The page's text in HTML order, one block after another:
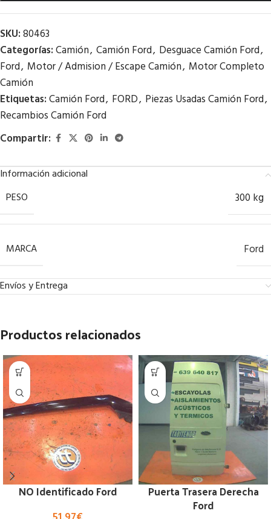
SKU:80463
Categorías:Camión, Camión Ford, Desguace Camión Ford,
Ford, Motor / Admision / Escape Camión, Motor Completo
Camión
Etiquetas:Camión Ford, FORD, Piezas Usadas Camión Ford,
Recambios Camión Ford
Compartir:
Información adicional
PESO
300 kg
MARCA Ford
Envíos y Entrega
Productos relacionados
NO Identificado Ford Puerta Trasera Derecha
Ford